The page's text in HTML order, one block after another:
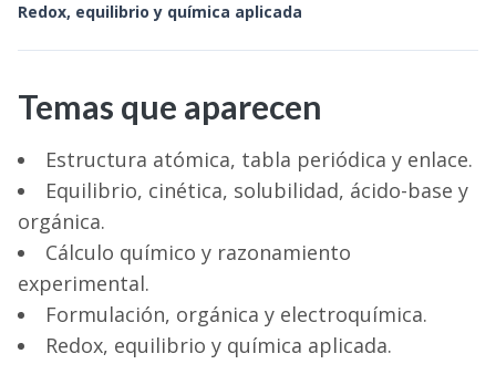
Redox, equilibrio y química aplicada
Temas que aparecen
Estructura atómica, tabla periódica y enlace.
Equilibrio, cinética, solubilidad, ácido-base y
orgánica.
Cálculo químico y razonamiento
experimental.
Formulación, orgánica y electroquímica.
Redox, equilibrio y química aplicada.